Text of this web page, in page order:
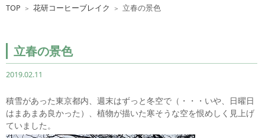
TOP ＞ 花研コーヒーブレイク ＞ 立春の景色
立春の景色
2019.02.11
積雪があった東京都内、週末はずっと冬空で（・・・いや、日曜日
はまあまあ良かった）、植物が描いた寒そうな空を恨めしく見上げ
ていました。